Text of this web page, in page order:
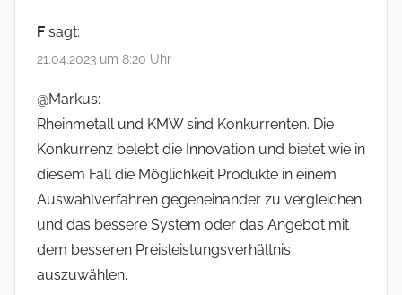
F sagt:
21.04.2023 um 8:20 Uhr
@Markus:
Rheinmetall und KMW sind Konkurrenten. Die
Konkurrenz belebt die Innovation und bietet wie in
diesem Fall die Möglichkeit Produkte in einem
Auswahlverfahren gegeneinander zu vergleichen
und das bessere System oder das Angebot mit
dem besseren Preisleistungsverhältnis
auszuwählen.